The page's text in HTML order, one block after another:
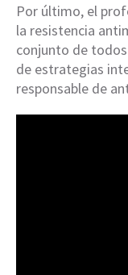
Por último, el
la resistencia
conjunto de
de estrategias
responsable de